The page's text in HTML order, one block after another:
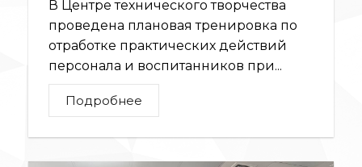
В Центре технического творчества
проведена плановая тренировка по
отработке практических действий
персонала и воспитанников при...
Подробнее